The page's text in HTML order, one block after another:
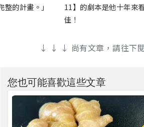
的計畫。」
11】的劇本是他十年來
佳！
↓ ↓ ↓ 尚有文章，請往下
您也可能喜歡這些文章